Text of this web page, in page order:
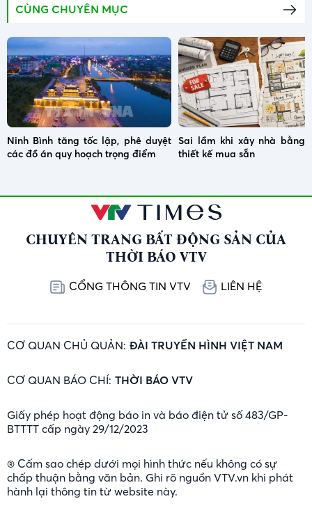
CÙNG CHUYÊN MỤC
Ninh Bình tăng tốc lập, phê duyệt
các đồ án quy hoạch trọng điểm
Sai lầm khi xây nhà bằng
thiết kế mua sẵn
CHUYÊN TRANG BẤT ĐỘNG SẢN CỦA
THỜI BÁO VTV
CỔNG THÔNG TIN VTV LIÊN HỆ
CƠ QUAN CHỦ QUẢN: ĐÀI TRUYỀN HÌNH VIỆT NAM
CƠ QUAN BÁO CHÍ: THỜI BÁO VTV
Giấy phép hoạt động báo in và báo điện tử số 483/GP-
BTTTT cấp ngày 29/12/2023
® Cấm sao chép dưới mọi hình thức nếu không có sự
chấp thuận bằng văn bản. Ghi rõ nguồn VTV.vn khi phát
hành lại thông tin từ website này.